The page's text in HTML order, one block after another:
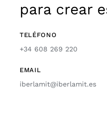
para crear
TELÉFONO
+34 608 269 220
EMAIL
iberlamit@iberlamit.es